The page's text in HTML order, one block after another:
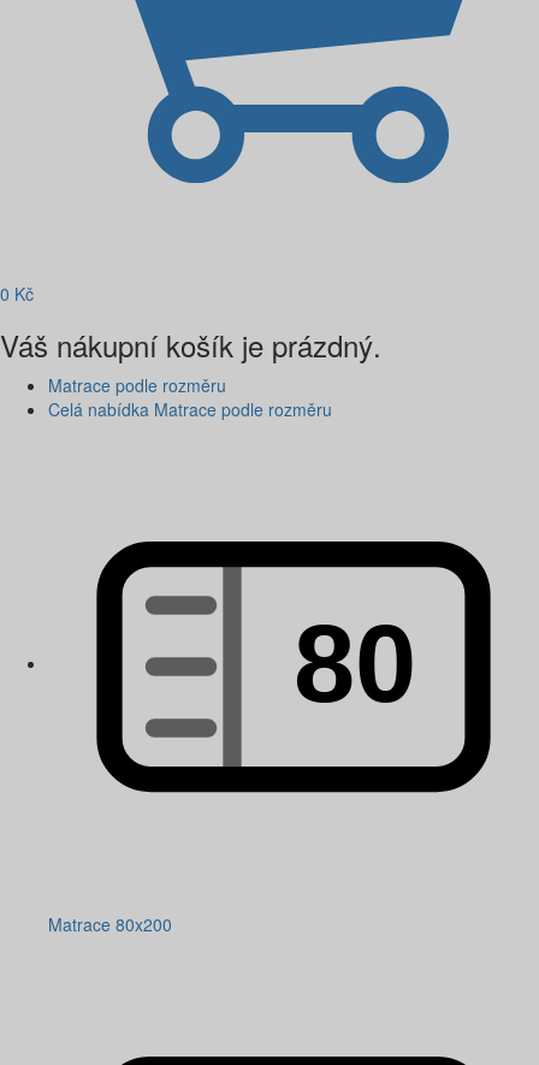
0 Kč
Váš nákupní košík je prázdný.
Matrace podle rozměru
Celá nabídka Matrace podle rozměru
Matrace 80x200